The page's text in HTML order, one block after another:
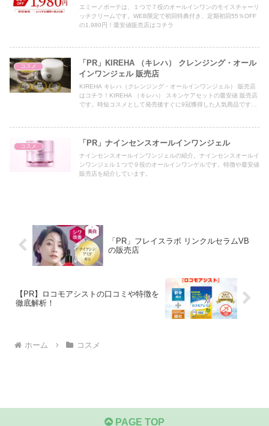
エミーノボーテは、１つで７役のオールインワンのモイスチャーリ
ッチクリームです。WEB限定で初回特典付き、定期初回55％OFF
の1,980円！最安値販売店はコチラ
コスメ
「PR」KIREHA （キレハ） クレンジング・オール
インワンジェル 販売店
KIREHA キレハ（クレンジング・オールインワンジェル） 販売店
はコチラ！KIREHA （キレハ） スキンケアセットの最安値 販売店
です。時短コスメとして発売後すぐに9冠獲得した人気商品です。
コスメ 「PR」ナインセンスオールインワンジェル
ナインセンスオールインワンジェルの紹介。ナインセンスオールイ
ンワンジェル１つで９役のオールインワンゲルです。特徴や最安値
販売店を紹介しています。
「PR」フレイスラボ リンクルセラムVB
の販売店
【PR】ロコモアシストの口コミや特徴を
徹底解析！
ホーム コスメ
PAGE TOP